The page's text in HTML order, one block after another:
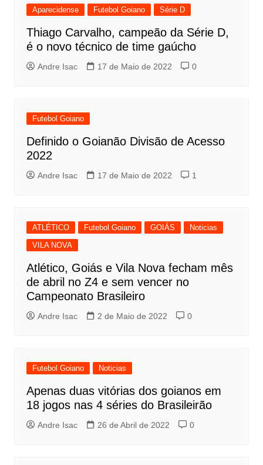
Aparecidense Futebol Goiano Série D
Thiago Carvalho, campeão da Série D,
é o novo técnico de time gaúcho
Andre Isac 17 de Maio de 2022 0
Futebol Goiano
Definido o Goianão Divisão de Acesso
2022
Andre Isac 17 de Maio de 2022 1
ATLÉTICO Futebol Goiano GOIÁS
Noticias
VILA NOVA
Atlético, Goiás e Vila Nova fecham mês
de abril no Z4 e sem vencer no
Campeonato Brasileiro
Andre Isac 2 de Maio de 2022 0
Futebol Goiano Noticias
Apenas duas vitórias dos goianos em
18 jogos nas 4 séries do Brasileirão
Andre Isac 26 de Abril de 2022 0